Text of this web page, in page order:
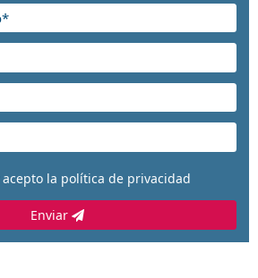
la política de privacidad
Enviar